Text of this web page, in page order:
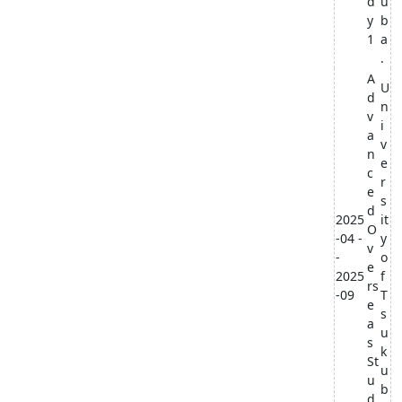
y
1
b
a
.
2025
-04 -
-
2025
-09
A
d
v
a
n
c
e
d
O
v
e
rs
e
a
s
St
u
U
n
i
v
e
r
s
it
y
o
f
T
s
u
k
u
b